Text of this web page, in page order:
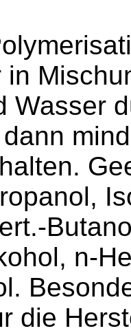
Wasser
n-
die